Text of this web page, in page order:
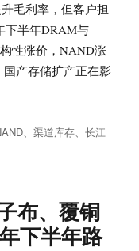
毛利率，但客户担
下半年DRAM与
性涨价，NAND涨
产存储扩产正在影
上行：HBM长协、
、渠道库存、长江
布、覆铜
下半年路